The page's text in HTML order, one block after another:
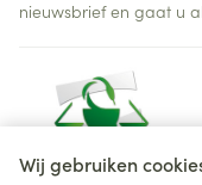
Wij gebruiken
nieuwsbrief en gaat u